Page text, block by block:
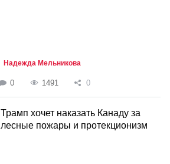
Надежда Мельникова
0 1491 0
Трамп хочет наказать Канаду за
лесные пожары и протекционизм